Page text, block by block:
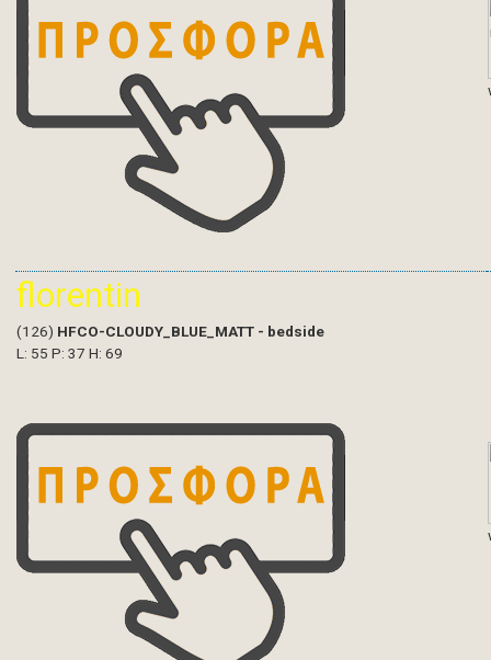
florentin
(126) HFCO-CLOUDY_BLUE_MATT - bedside
L: 55 P: 37 H: 69